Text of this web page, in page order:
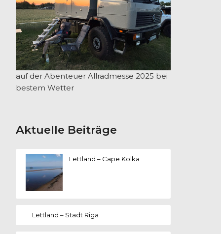
auf der Abenteuer Allradmesse 2025 bei
bestem Wetter
Aktuelle Beiträge
Lettland – Cape Kolka
Lettland – Stadt Riga